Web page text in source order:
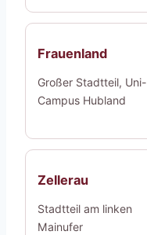
Frauenland
Großer Stadtteil, Uni-
Campus Hubland
Zellerau
Stadtteil am linken
Mainufer